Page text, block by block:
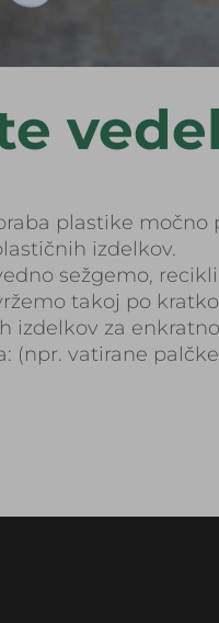
plastike močno
izdelkov.
sežgemo,
takoj po
izdelkov za
(npr. vatirane